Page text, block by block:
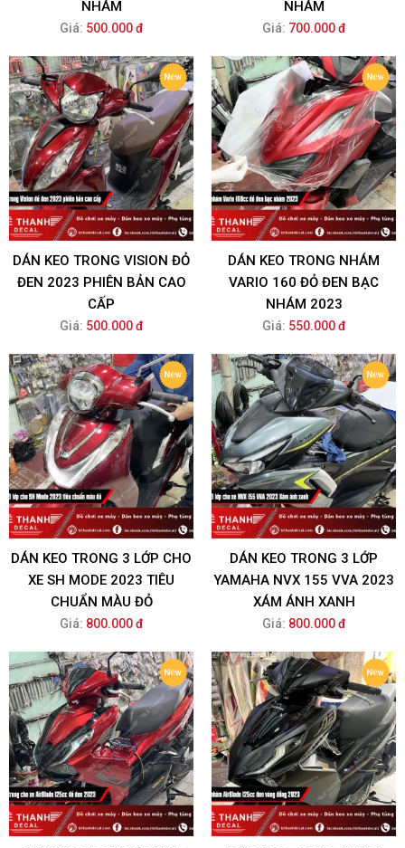
NHÁM
Giá: 500.000 đ
NHÁM
Giá: 700.000 đ
DÁN KEO TRONG VISION ĐỎ
ĐEN 2023 PHIÊN BẢN CAO
CẤP
Giá: 500.000 đ
DÁN KEO TRONG NHÁM
VARIO 160 ĐỎ ĐEN BẠC
NHÁM 2023
Giá: 550.000 đ
DÁN KEO TRONG 3 LỚP CHO
XE SH MODE 2023 TIÊU
CHUẨN MÀU ĐỎ
Giá: 800.000 đ
DÁN KEO TRONG 3 LỚP
YAMAHA NVX 155 VVA 2023
XÁM ÁNH XANH
Giá: 800.000 đ